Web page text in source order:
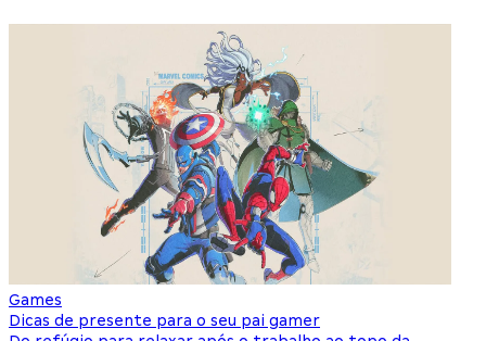
Games
Dicas de presente para o seu pai gamer